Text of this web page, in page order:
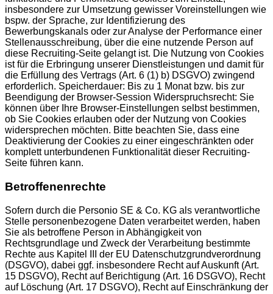
insbesondere zur Umsetzung gewisser Voreinstellungen wie
bspw. der Sprache, zur Identifizierung des
Bewerbungskanals oder zur Analyse der Performance einer
Stellenausschreibung, über die eine nutzende Person auf
diese Recruiting-Seite gelangt ist. Die Nutzung von Cookies
ist für die Erbringung unserer Dienstleistungen und damit für
die Erfüllung des Vertrags (Art. 6 (1) b) DSGVO) zwingend
erforderlich. Speicherdauer: Bis zu 1 Monat bzw. bis zur
Beendigung der Browser-Session Widerspruchsrecht: Sie
können über Ihre Browser-Einstellungen selbst bestimmen,
ob Sie Cookies erlauben oder der Nutzung von Cookies
widersprechen möchten. Bitte beachten Sie, dass eine
Deaktivierung der Cookies zu einer eingeschränkten oder
komplett unterbundenen Funktionalität dieser Recruiting-
Seite führen kann.
Betroffenenrechte
Sofern durch die Personio SE & Co. KG als verantwortliche
Stelle personenbezogene Daten verarbeitet werden, haben
Sie als betroffene Person in Abhängigkeit von
Rechtsgrundlage und Zweck der Verarbeitung bestimmte
Rechte aus Kapitel III der EU Datenschutzgrundverordnung
(DSGVO), dabei ggf. insbesondere Recht auf Auskunft (Art.
15 DSGVO), Recht auf Berichtigung (Art. 16 DSGVO), Recht
auf Löschung (Art. 17 DSGVO), Recht auf Einschränkung der